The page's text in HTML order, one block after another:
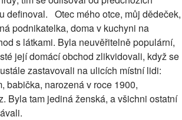
definoval. Otec mého otce, můj dědeček,
podnikatelka, doma v kuchyni na
s látkami. Byla neuvěřitelně populární,
její domácí obchod zlikvidovali, když se
zastavovali na ulicích místní lidi:
babička, narozená v roce 1900,
Byla tam jediná ženská, a všichni ostatní